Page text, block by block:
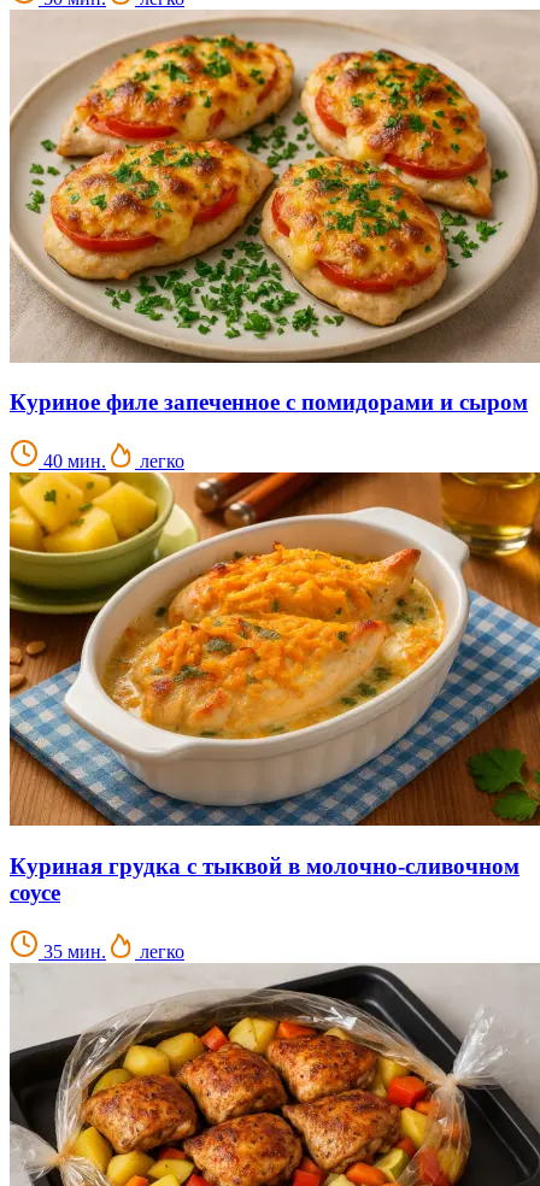
Куриное филе запеченное с помидорами и сыром
40 мин. легко
Куриная грудка с тыквой в молочно-сливочном
соусе
35 мин. легко